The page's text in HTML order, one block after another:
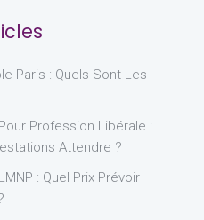
Paris : Quels Sont Les
Profession Libérale :
Attendre ?
: Quel Prix Prévoir